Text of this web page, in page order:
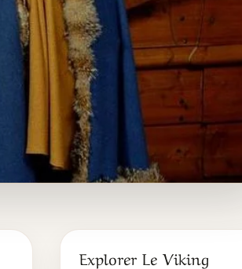
Explorer Le Viking